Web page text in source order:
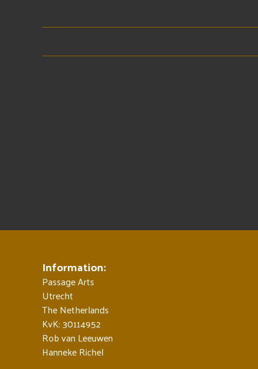
Information:
Passage Arts
Utrecht
The Netherlands
KvK: 30114952
Rob van Leeuwen
Hanneke Richel